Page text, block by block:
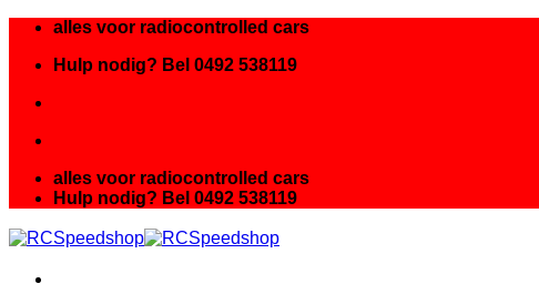
inhoud
alles voor radiocontrolled cars
Hulp nodig? Bel 0492 538119
alles voor radiocontrolled cars
Hulp nodig? Bel 0492 538119